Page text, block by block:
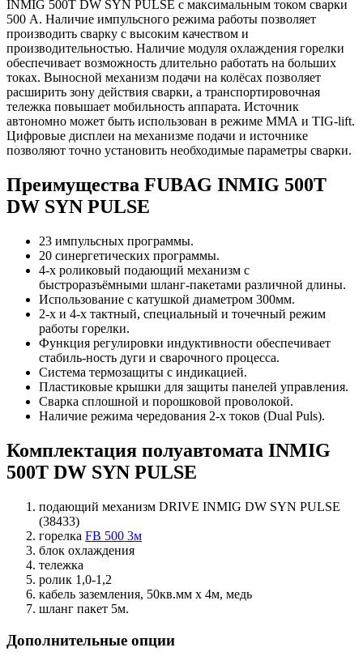
INMIG 500T DW SYN PULSE с максимальным током сварки
500 А. Наличие импульсного режима работы позволяет
производить сварку с высоким качеством и
производительностью. Наличие модуля охлаждения горелки
обеспечивает возможность длительно работать на больших
токах. Выносной механизм подачи на колёсах позволяет
расширить зону действия сварки, а транспортировочная
тележка повышает мобильность аппарата. Источник
автономно может быть использован в режиме ММА и TIG-lift.
Цифровые дисплеи на механизме подачи и источнике
позволяют точно установить необходимые параметры сварки.
Преимущества FUBAG INMIG 500T
DW SYN PULSE
23 импульсных программы.
20 синергетических программы.
4-х роликовый подающий механизм с
быстроразъёмными шланг-пакетами различной длины.
Использование с катушкой диаметром 300мм.
2-х и 4-х тактный, специальный и точечный режим
работы горелки.
Функция регулировки индуктивности обеспечивает
стабиль-ность дуги и сварочного процесса.
Система термозащиты с индикацией.
Пластиковые крышки для защиты панелей управления.
Сварка сплошной и порошковой проволокой.
Наличие режима чередования 2-х токов (Dual Puls).
Комплектация полуавтомата INMIG
500T DW SYN PULSE
подающий механизм DRIVE INMIG DW SYN PULSE
(38433)
горелка FB 500 3м
блок охлаждения
тележка
ролик 1,0-1,2
кабель заземления, 50кв.мм х 4м, медь
шланг пакет 5м.
Дополнительные опции